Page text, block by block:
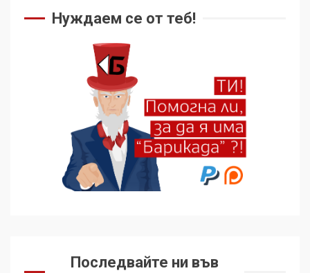
Нуждаем се от теб!
Последвайте ни във